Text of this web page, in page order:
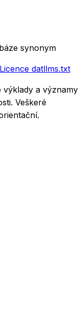
synonym
Licence datllms.txt
výklady a významy
Veškeré